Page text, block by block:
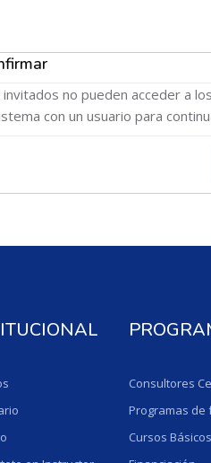
invitados no pueden acceder a
con un usuario para
Consultores
Programas de
Cursos Básicos